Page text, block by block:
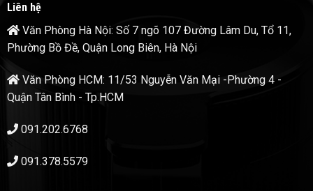
Liên hệ
Văn Phòng Hà Nội: Số 7 ngõ 107 Đường Lâm Du, Tổ 11,
Phường Bồ Đề, Quận Long Biên, Hà Nội
Văn Phòng HCM: 11/53 Nguyễn Văn Mại -Phường 4 -
Quận Tân Bình - Tp.HCM
091.202.6768
091.378.5579